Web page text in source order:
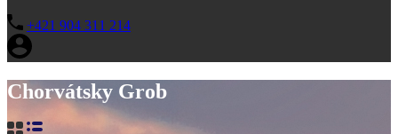
+421 904 311 214
Chorvátsky Grob